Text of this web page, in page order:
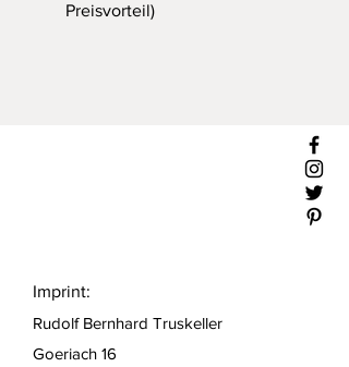
Preisvorteil)
Imprint:
Rudolf Bernhard Truskeller
Goeriach 16